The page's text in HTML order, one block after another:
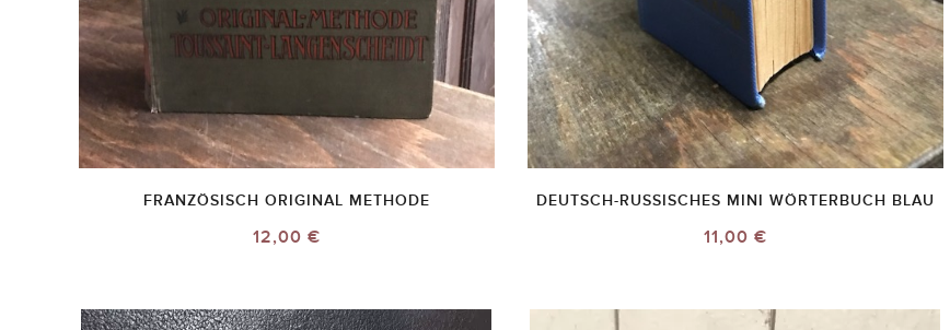
FRANZÖSISCH ORIGINAL METHODE
12,00 €
DEUTSCH-RUSSISCHES MINI WÖRTERBUCH BLAU
11,00 €